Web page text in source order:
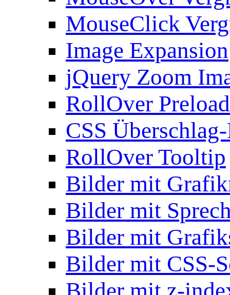
MouseClick
Image Expansion
jQuery Zoom
RollOver Preload
CSS
RollOver Tooltip
Bilder mit
Bilder mit
Bilder mit
Bilder mit CSS-